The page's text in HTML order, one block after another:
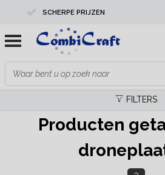
SCHERPE PRIJZEN
PROFESSIONELE KWALITEIT
EXPERTS IN MAATWERK
FILTERS
Producten